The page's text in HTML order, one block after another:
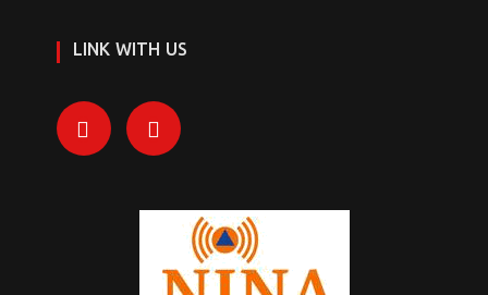
LINK WITH US